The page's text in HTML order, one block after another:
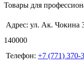
Товары для
Адрес: ул. Ак. Чокина
140000
Телефон: +7 (771) 370-